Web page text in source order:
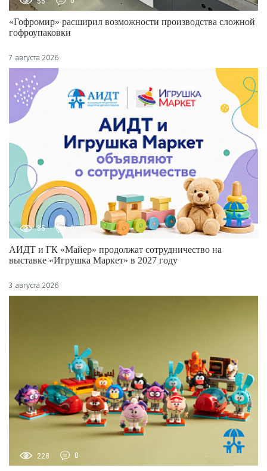
«Гофромир» расширил возможности производства сложной
гофроупаковки
7 августа 2026
85 0
АИДТ и ГК «Майер» продолжат сотрудничество на
выставке «Игрушка Маркет» в 2027 году
3 августа 2026
228 0